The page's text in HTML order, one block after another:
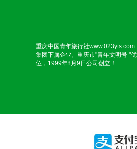
重庆中国青年旅行社www.023yts.com
集团下属企业。重庆市"青年文明号 "
位，1999年8月9日公司创立！